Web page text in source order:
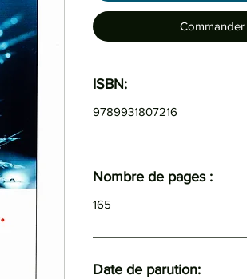
ISBN:
9789931807216
Nombre de pages :
165
Date de parution: